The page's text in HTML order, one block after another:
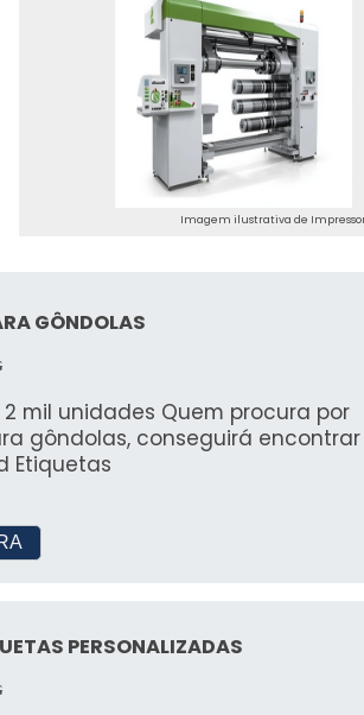
Imagem ilustrativa de
GÔNDOLAS
Quem procura por
gôndolas, conseguirá
Etiquetas
PERSONALIZADAS